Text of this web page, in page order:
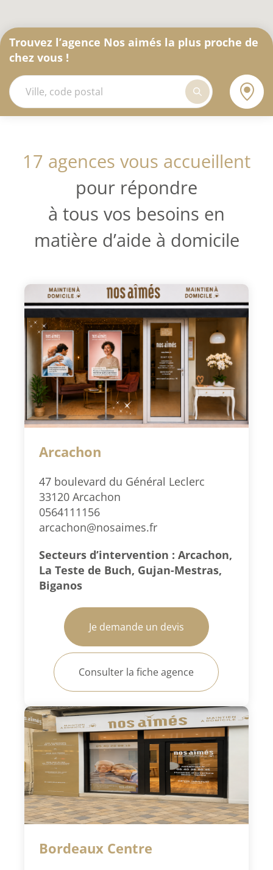
Trouvez l’agence Nos aimés la plus proche de
chez vous !
17 agences vous accueillent
pour répondre
à tous vos besoins en
matière d’aide à domicile
Arcachon
47 boulevard du Général Leclerc
33120 Arcachon
0564111156
arcachon@nosaimes.fr
Secteurs d’intervention : Arcachon,
La Teste de Buch, Gujan-Mestras,
Biganos
Je demande un devis
Consulter la fiche agence
Bordeaux Centre